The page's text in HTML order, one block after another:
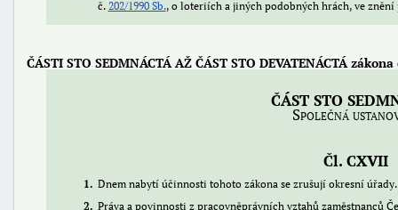
č. 202/1990 Sb., o loteriích a jiných podobných hrách, ve znění
ČÁSTI STO SEDMNÁCTÁ AŽ ČÁST STO DEVATENÁCTÁ
ČÁST STO
Společná
Čl. CXVII
1
Dnem nabytí účinnosti tohoto zákona se zrušují okresní úřady.
2
Práva a povinnosti z pracovněprávních vztahů zaměstnanců